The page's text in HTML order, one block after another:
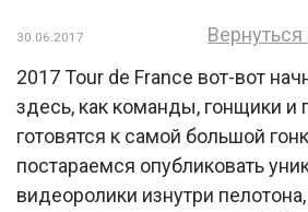
30.06.2017
Вернуться
2017 Tour de France вот-вот
здесь, как команды, гонщики и
готовятся к самой большой
постараемся опубликовать
видеоролики изнутри